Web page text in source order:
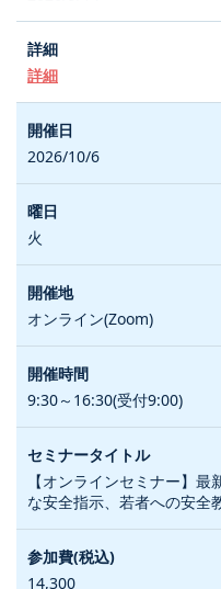
詳細
2026/10/6
火
オンライン(Zoom)
9:30～16:30(受付9:00)
【オンラインセミナー】
な安全指示、若者への安全
14,300